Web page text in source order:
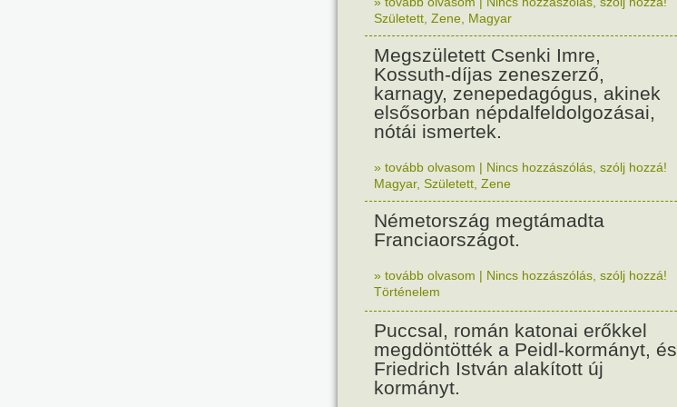
Született Zene Magyar
Megszületett Csenki Imre,
Kossuth-díjas zeneszerző,
karnagy, zenepedagógus, akinek
elsősorban népdalfeldolgozásai,
nótái ismertek.
» tovább olvasom | Nincs hozzászólás, szólj hozzá!
Magyar, Született Zene
Németország megtámadta
Franciaországot.
» tovább olvasom | Nincs hozzászólás, szólj hozzá!
Történelem
Puccsal, román katonai erőkkel
megdöntötték a Peidl-kormányt, és
Friedrich István alakított új
kormányt.